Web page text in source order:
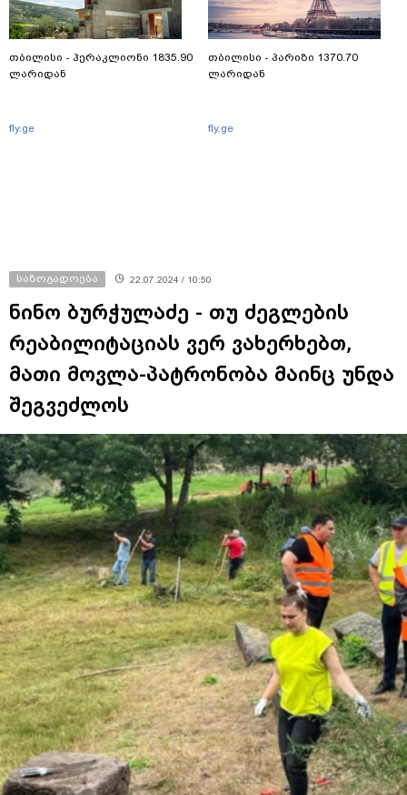
თბილისი - ჰერაკლიონი 1835.90
ლარიდან
fly.ge
თბილისი - პარიზი 1370.70
ლარიდან
fly.ge
საზოგადოება 22.07.2024 / 10:50
ნინო ბურჭულაძე - თუ ძეგლების
რეაბილიტაციას ვერ ვახერხებთ,
მათი მოვლა-პატრონობა მაინც უნდა
შეგვეძლოს